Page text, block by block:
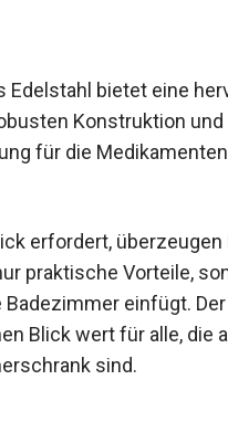
Edelstahl bietet eine
Konstruktion
für die
erfordert, überzeugen
praktische Vorteile,
einfügt.
Blick wert für alle, die
sind.